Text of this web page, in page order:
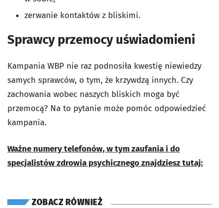
zerwanie kontaktów z bliskimi.
Sprawcy przemocy uświadomieni
Kampania WBP nie raz podnosiła kwestię niewiedzy
samych sprawców, o tym, że krzywdzą innych. Czy
zachowania wobec naszych bliskich moga być
przemocą? Na to pytanie może pomóc odpowiedzieć
kampania.
Ważne numery telefonów, w tym zaufania i do
specjalistów zdrowia psychicznego znajdziesz tutaj:
ZOBACZ RÓWNIEŻ